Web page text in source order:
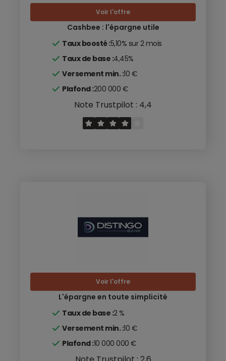
Note Trustpilot : 4,4
Cashbee : l'épargne utile
Taux boosté :5,10% sur 2 mois
Taux de base :4,45%
Versement min. :10 €
Plafond :200 000 €
Voir l'offre
L'épargne en toute simplicité
Taux de base :2 %
Versement min. :10 €
Plafond :10 000 000 €
Voir l'offre